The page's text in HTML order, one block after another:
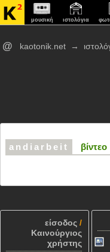
μουσική ιστολόγια
@ kaotonik.net →
andiarbeit βίντεο
είσοδος/
Καινούργιος
χρήστης